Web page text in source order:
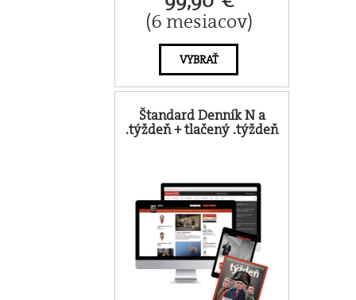
(6 mesiacov)
VYBRAŤ
Štandard Denník N a
.týždeň + tlačený .týždeň